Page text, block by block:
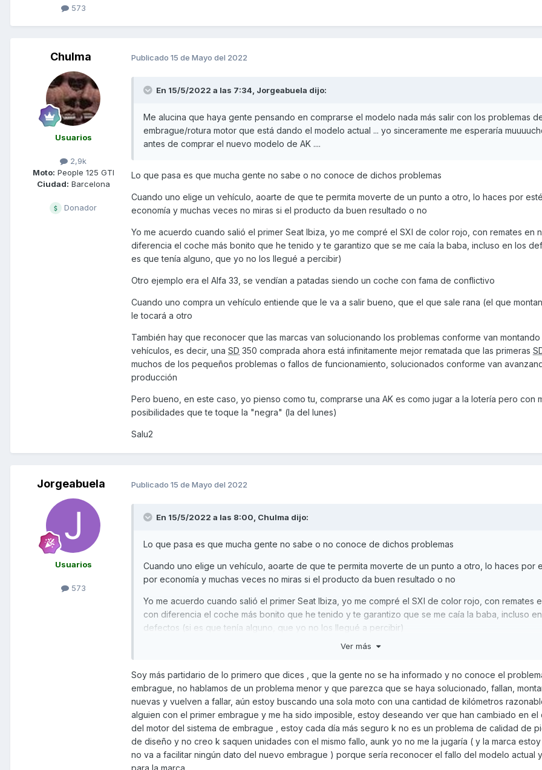
573
Chulma
Usuarios
2,9k
Moto: People 125 GTI
Ciudad: Barcelona
Donador
Publicado 15 de Mayo del 2022
En 15/5/2022 a las 7:34, Jorgeabuela dijo:
Me alucina que haya gente pensando en comprarse el modelo nada más salir con los problemas
embrague/rotura motor que está dando el modelo actual ... yo sinceramente me esperaría
antes de comprar el nuevo modelo de AK ....
Lo que pasa es que mucha gente no sabe o no conoce de dichos problemas
Cuando uno elige un vehículo, aoarte de que te permita moverte de un punto a otro, lo haces por
economía y muchas veces no miras si el producto da buen resultado o no
Yo me acuerdo cuando salió el primer Seat Ibiza, yo me compré el SXI de color rojo, con remates en
diferencia el coche más bonito que he tenido y te garantizo que se me caía la baba, incluso en los
es que tenía alguno, que yo no los llegué a percibir)
Otro ejemplo era el Alfa 33, se vendían a patadas siendo un coche con fama de conflictivo
Cuando uno compra un vehículo entiende que le va a salir bueno, que el que sale rana (el que
le tocará a otro
También hay que reconocer que las marcas van solucionando los problemas conforme van montando
vehículos, es decir, una SD 350 comprada ahora está infinitamente mejor rematada que las primeras
muchos de los pequeños problemas o fallos de funcionamiento, solucionados conforme van
producción
Pero bueno, en este caso, yo pienso como tu, comprarse una AK es como jugar a la lotería pero con
posibilidades que te toque la "negra" (la del lunes)
Salu2
Jorgeabuela
Usuarios
573
Publicado 15 de Mayo del 2022
En 15/5/2022 a las 8:00, Chulma dijo:
Lo que pasa es que mucha gente no sabe o no conoce de dichos problemas
Cuando uno elige un vehículo, aoarte de que te permita moverte de un punto a otro, lo haces por
por economía y muchas veces no miras si el producto da buen resultado o no
Yo me acuerdo cuando salió el primer Seat Ibiza, yo me compré el SXI de color rojo, con remates
con diferencia el coche más bonito que he tenido y te garantizo que se me caía la baba, incluso
defectos (si es que tenía alguno, que yo no los llegué a percibir)
Otro ejemplo era el Alfa 33, se vendían a patadas siendo un coche con fama de conflictivo
Cuando uno compra un vehículo entiende que le va a salir bueno, que el que sale rana (el que
lunes) le tocará a otro
También hay que reconocer que las marcas van solucionando los problemas conforme van
vehículos, es decir, unaSD350 comprada ahora está infinitamente mejor rematada que las
y muchos de los pequeños problemas o fallos de funcionamiento, solucionados conforme van
en la producción
Pero bueno, en este caso, yo pienso como tu, comprarse una AK es como jugar a la lotería pero
Ver más
Soy más partidario de lo primero que dices , que la gente no se ha informado y no conoce el
embrague, no hablamos de un problema menor y que parezca que se haya solucionado, fallan,
nuevas y vuelven a fallar, aún estoy buscando una sola moto con una cantidad de kilómetros
alguien con el primer embrague y me ha sido imposible, estoy deseando ver que han cambiado en el
del motor del sistema de embrague , estoy cada día más seguro k no es un problema de calidad de
de diseño y no creo k saquen unidades con el mismo fallo, aunk yo no me la jugaría ( y la marca
no va a facilitar ningún dato del nuevo embrague ) porque sería reconocer el fallo del modelo actual
para la marca